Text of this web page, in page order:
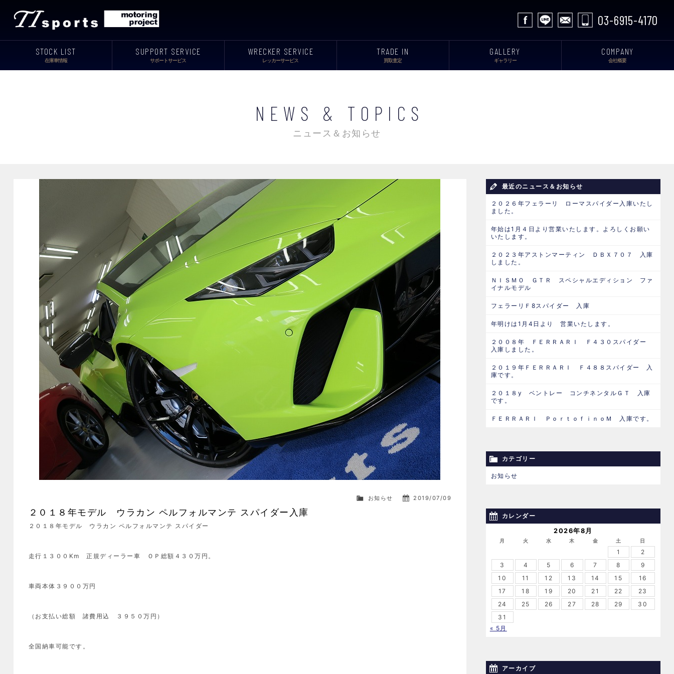
03-6915-4170
STOCK LIST
在庫車情報
SUPPORT SERVICE
サポートサービス
WRECKER SERVICE
レッカーサービス
TRADE IN
買取査定
GALLERY
ギャラリー
COMPANY
会社概要
NEWS & TOPICS
ニュース＆お知らせ
2019/07/09
お知らせ
２０１８年モデル ウラカン ペルフォルマンテ スパイダー入庫
２０１８年モデル ウラカン ペルフォルマンテ スパイダー
走行１３００Km 正規ディーラー車 ＯＰ総額４３０万円。
車両本体３９００万円
（お支払い総額 諸費用込 ３９５０万円）
全国納車可能です。
最近のニュース＆お知らせ
２０２６年フェラーリ ローマスパイダー入庫いたし
ました。
年始は1月４日より営業いたします。よろしくお願い
いたします。
２０２３年アストンマーティン ＤＢＸ７０７ 入庫
しました。
ＮＩＳＭＯ ＧＴＲ スペシャルエディション ファ
イナルモデル
フェラーリＦ8スパイダー 入庫
年明けは1月4日より 営業いたします。
２００８年 ＦＥＲＲＡＲＩ Ｆ４３０スパイダー
入庫しました。
２０１９年ＦＥＲＲＡＲＩ Ｆ４８８スパイダー 入
庫です。
２０１８y ベントレー コンチネンタルＧＴ 入庫
です。
ＦＥＲＲＡＲＩ ＰｏｒｔｏｆｉｎｏＭ 入庫です。
カテゴリー
お知らせ
カレンダー
2026年8月
月 火 水 木 金 土 日
1
2
3
4 5 6 7 8
9
10
11 12 13 14 15
16
17
18 19 20 21 22
23
24
25 26 27 28 29
30
31
« 5月
アーカイブ